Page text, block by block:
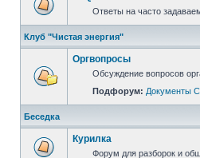
Ответы на часто
Клуб "Чистая энергия"
Оргвопросы
Обсуждение вопросов
Подфорум: Документы
Беседка
Курилка
Форум для разборок и